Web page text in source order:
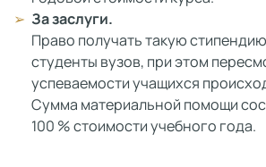
За заслуги.
Право получать такую
студенты вузов, при этом
успеваемости учащихся
Сумма материальной помощи
100 % стоимости учебного года.